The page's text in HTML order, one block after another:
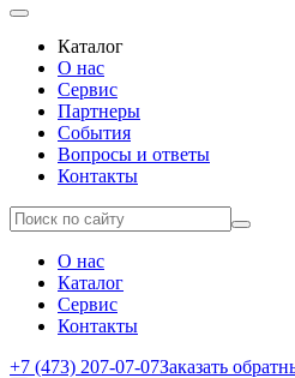
Каталог
О нас
Сервис
Партнеры
События
Вопросы и ответы
Контакты
О нас
Каталог
Сервис
Контакты
+7 (473) 207-07-07Заказать